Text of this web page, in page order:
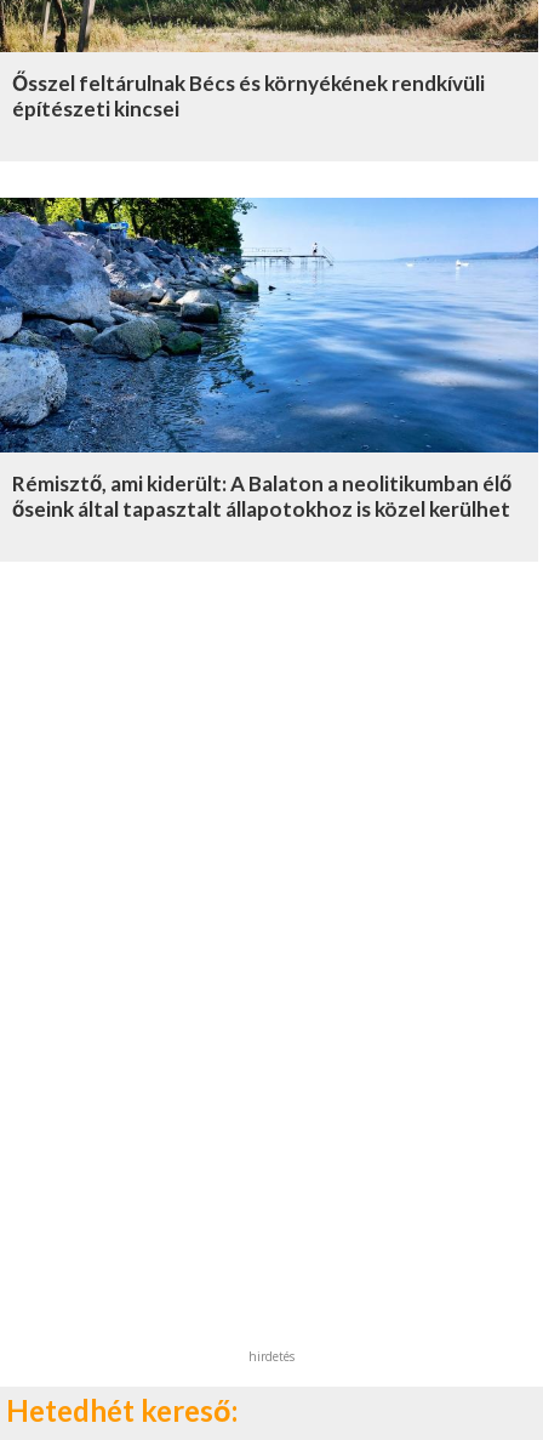
Ősszel feltárulnak Bécs és környékének rendkívüli
építészeti kincsei
Rémisztő, ami kiderült: A Balaton a neolitikumban élő
őseink által tapasztalt állapotokhoz is közel kerülhet
hirdetés
Hetedhét kereső: